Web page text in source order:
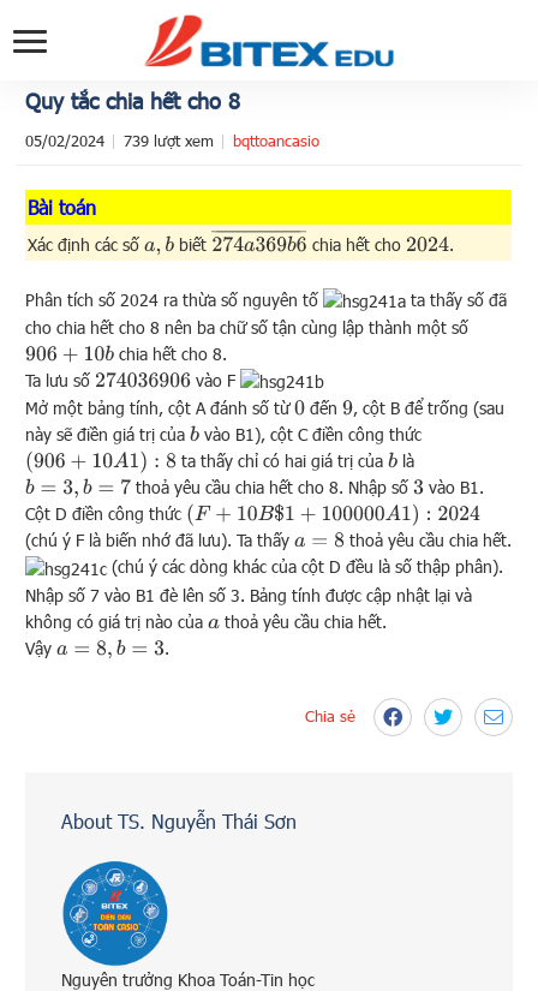
Quy tắc chia hết cho 8
05/02/2024 739 lượt xem bqttoancasio
Bài toán
Xác định các sốa,b biết 274a369b6¯ chia hết cho 2024 .
Phân tích số 2024 ra thừa số nguyên tố
ta thấy số đã
cho chia hết cho 8 nên ba chữ số tận cùng lập thành một số
906+10b
chia hết cho 8.
Ta lưu số 274036906
vào F
Mở một bảng tính, cột A đánh số từ0 đến9, cột B để trống (sau
này sẽ điền giá trị củabvào B1), cột C điền công thức
(906+10 A 1):8 ta thấy chỉ có hai giá trị của blà
b =3 b=7 thoả yêu cầu chia hết cho 8. Nhập số3 vào B1.
Cột D điền công thức ( F+ 10 B$1+100000 A1):2024
(chú ý F là biến nhớ đã lưu). Ta thấya=8
thoả yêu cầu chia hết.
(chú ý các dòng khác của cột D đều là số thập phân).
Nhập số 7 vào B1 đè lên số 3. Bảng tính được cập nhật lại và
không có giá trị nào củaathoả yêu cầu chia hết.
Vậya=8, b= 3 .
Chia sẻ
About TS. Nguyễn Thái Sơn
Nguyên trưởng Khoa Toán-Tin học